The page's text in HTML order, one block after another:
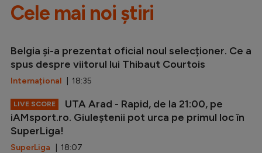
Cele mai noi știri
Belgia și-a prezentat oficial noul selecționer. Ce a
spus despre viitorul lui Thibaut Courtois
Internațional | 18:35
LIVE SCORE
UTA Arad - Rapid, de la 21:00, pe
iAMsport.ro. Giuleștenii pot urca pe primul loc în
SuperLiga!
SuperLiga | 18:07